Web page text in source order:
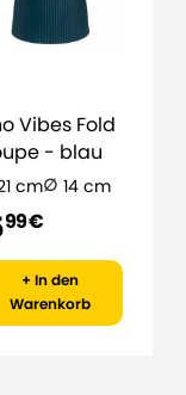
- blau
cm 14 cm
99 €
+ In den
Warenkorb